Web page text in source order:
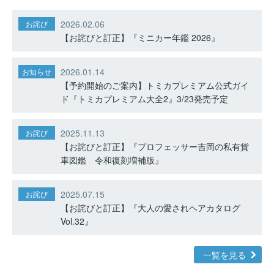
お詫び
2026.02.06
【お詫びと訂正】『ミニカー年鑑 2026』
お知らせ
2026.01.14
【予約開始のご案内】トミカプレミアム公式ガイ
ド『トミカプレミアム大全2』3/23発売予定
お詫び
2025.11.13
【お詫びと訂正】『プロフェッサー吉岡の私有貨
車図鑑 令和復刻増補版』
お詫び
2025.07.15
【お詫びと訂正】『大人の愛されヘアカタログ
Vol.32』
一覧を見る